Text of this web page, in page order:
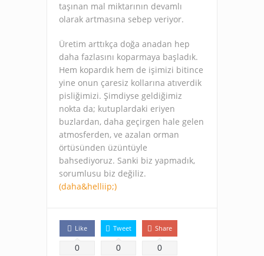
taşınan mal miktarının devamlı
olarak artmasına sebep veriyor.
Üretim arttıkça doğa anadan hep
daha fazlasını koparmaya başladık.
Hem kopardık hem de işimizi bitince
yine onun çaresiz kollarına atıverdik
pisliğimizi. Şimdiyse geldiğimiz
nokta da; kutuplardaki eriyen
buzlardan, daha geçirgen hale gelen
atmosferden, ve azalan orman
örtüsünden üzüntüyle
bahsediyoruz. Sanki biz yapmadık,
sorumlusu biz değiliz.
(daha&helliip;)
Like
0
Tweet
0
Share
0